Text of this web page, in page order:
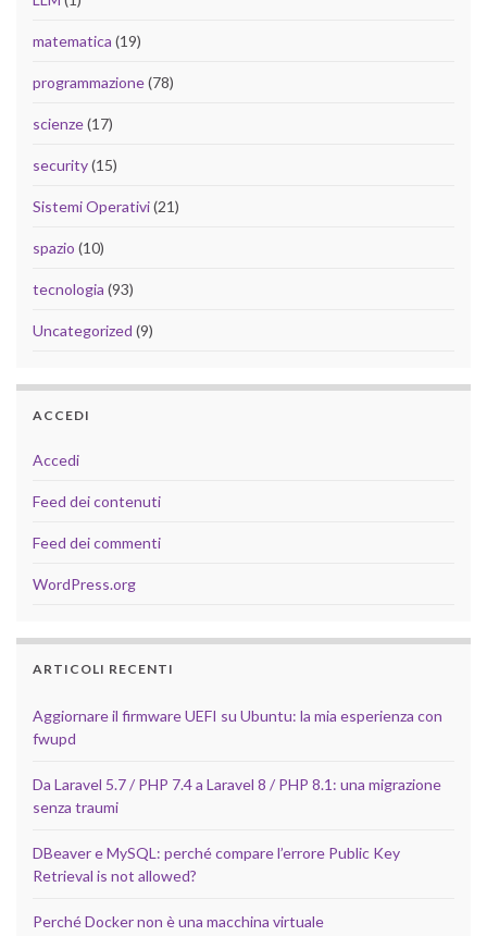
matematica (19)
programmazione(78)
scienze(17)
security(15)
Sistemi Operativi(21)
spazio (10)
tecnologia (93)
Uncategorized (9)
ACCEDI
Accedi
Feed dei contenuti
Feed dei commenti
WordPress.org
ARTICOLI RECENTI
Aggiornare il firmware UEFI su Ubuntu: la mia esperienza con
fwupd
Da Laravel 5.7 / PHP 7.4 a Laravel 8 / PHP 8.1: una migrazione
senza traumi
DBeaver e MySQL: perché compare l’errore Public Key
Retrieval is not allowed?
Perché Docker non è una macchina virtuale